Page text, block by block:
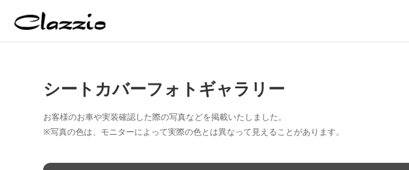
シートカバーフォトギャラリー
お客様のお車や実装確認した際の写真などを掲載いたしました。
※写真の色は、モニターによって実際の色とは異なって見えることがあります。